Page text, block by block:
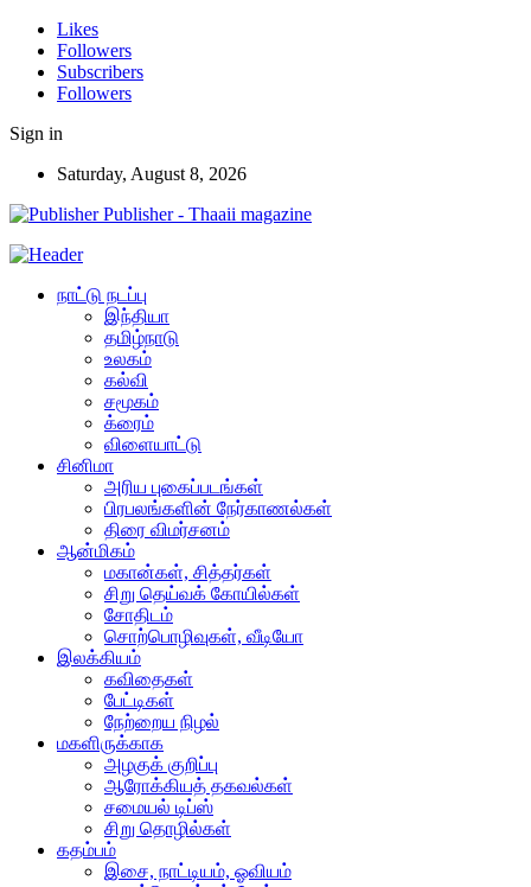
Likes
Followers
Subscribers
Followers
Sign in
Saturday, August 8, 2026
Publisher - Thaaii magazine
நாட்டு நடப்பு
இந்தியா
தமிழ்நாடு
உலகம்
கல்வி
சமூகம்
க்ரைம்
விளையாட்டு
சினிமா
அரிய புகைப்படங்கள்
பிரபலங்களின் நேர்காணல்கள்
திரை விமர்சனம்
ஆன்மிகம்
மகான்கள், சித்தர்கள்
சிறு தெய்வக் கோயில்கள்
சோதிடம்
சொற்பொழிவுகள், வீடியோ
இலக்கியம்
கவிதைகள்
பேட்டிகள்
நேற்றைய நிழல்
மகளிருக்காக
அழகுக் குறிப்பு
ஆரோக்கியத் தகவல்கள்
சமையல் டிப்ஸ்
சிறு தொழில்கள்
கதம்பம்
இசை, நாட்டியம், ஓவியம்